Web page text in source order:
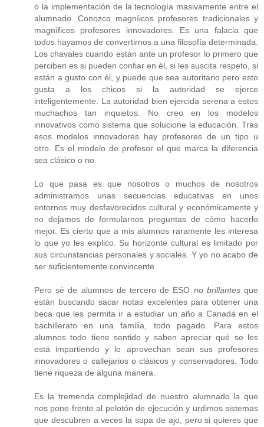
o la implementación de la tecnología masivamente entre el
alumnado. Conozco magníicos profesores tradicionales y
magníficos profesores innovadores. Es una falacia que
todos hayamos de convertirnos a una filosofía determinada.
Los chavales cuando están ante un profesor lo primero que
perciben es si pueden confiar en él, si les suscita respeto, si
están a gusto con él, y puede que sea autoritario pero esto
gusta a los chicos si la autoridad se ejerce
inteligentemente. La autoridad bien ejercida serena a estos
muchachos tan inquietos. No creo en los modelos
innovativos como sistema que solucione la educación. Tras
esos modelos innovadores hay profesores de un tipo u
otro. Es el modelo de profesor el que marca la diferencia
sea clásico o no.
Lo que pasa es que nosotros o muchos de nosotros
administramos unas secuencias educativas en unos
entornos muy desfavorecidos cultural y económicamente y
no dejamos de formularnos preguntas de cómo hacerlo
mejor. Es cierto que a mis alumnos raramente les interesa
lo que yo les explico. Su horizonte cultural es limitado por
sus circunstancias personales y sociales. Y yo no acabo de
ser suficientemente convincente.
Pero sé de alumnos de tercero de ESO no brillantesque
están buscando sacar notas excelentes para obtener una
beca que les permita ir a estudiar un año a Canadá en el
bachillerato en una familia, todo pagado. Para estos
alumnos todo tiene sentido y saben apreciar qué se les
está impartiendo y lo aprovechan sean sus profesores
innovadores o callejarios o clásicos y conservadores. Todo
tiene riqueza de alguna manera.
Es la tremenda complejidad de nuestro alumnado la que
nos pone frente al pelotón de ejecución y urdimos sistemas
que descubren a veces la sopa de ajo, pero si quieres que